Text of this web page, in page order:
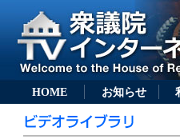
HOME お知らせ